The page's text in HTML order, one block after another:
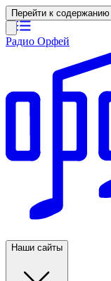
Перейти к содержанию
Радио Орфей
Наши сайты